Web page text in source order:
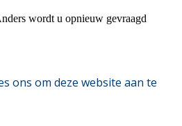
wordt u opnieuw gevraagd
ons om deze website aan te